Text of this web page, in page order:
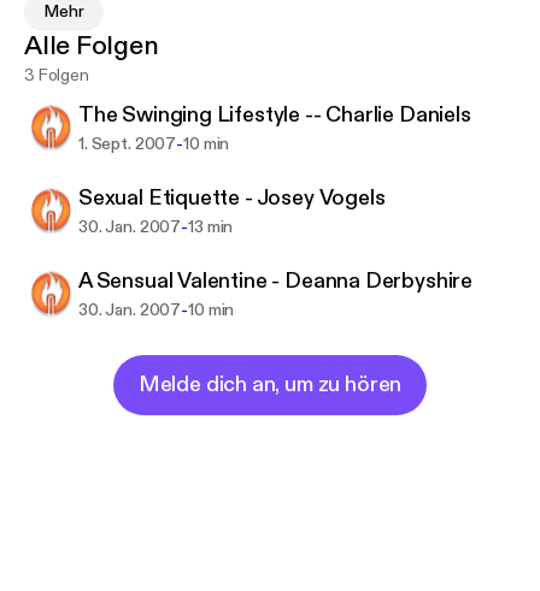
sexual nibbles, bites and naughty suggestions to
ignite your libido! We go wherever the sexual urge
takes us. It’s like being shut in a sauna with a
sexpert. In fact, that’s exactly what it is…
Mehr
Alle Folgen
3 Folgen
The Swinging Lifestyle -- Charlie Daniels
1. Sept. 2007-10 min
Sexual Etiquette - Josey Vogels
30. Jan. 2007-13 min
A Sensual Valentine - Deanna Derbyshire
30. Jan. 2007-10 min
Melde dich an, um zu hören